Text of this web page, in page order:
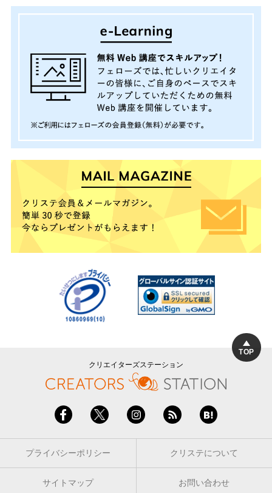
TOP
クリエイターズステーション
プライバシーポリシー クリステについて
サイトマップ お問い合わせ